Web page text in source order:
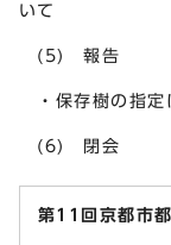
いて
(5) 報告
・保存樹の指定
(6) 閉会
第11回京都市